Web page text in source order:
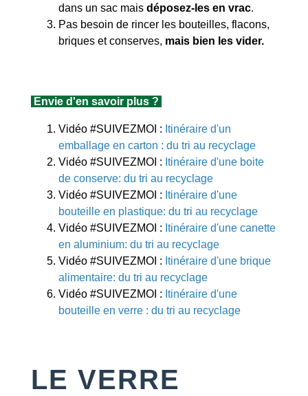
dans un sac mais déposez-les en vrac.
Pas besoin de rincer les bouteilles, flacons,
briques et conserves, mais bien les vider.
Envie d'en savoir plus ?
Vidéo #SUIVEZMOI : Itinéraire d'un
emballage en carton : du tri au recyclage
Vidéo #SUIVEZMOI : Itinéraire d'une boite
de conserve: du tri au recyclage
Vidéo #SUIVEZMOI : Itinéraire d'une
bouteille en plastique: du tri au recyclage
Vidéo #SUIVEZMOI : Itinéraire d'une canette
en aluminium: du tri au recyclage
Vidéo #SUIVEZMOI : Itinéraire d'une brique
alimentaire: du tri au recyclage
Vidéo #SUIVEZMOI : Itinéraire d'une
bouteille en verre : du tri au recyclage
LE VERRE